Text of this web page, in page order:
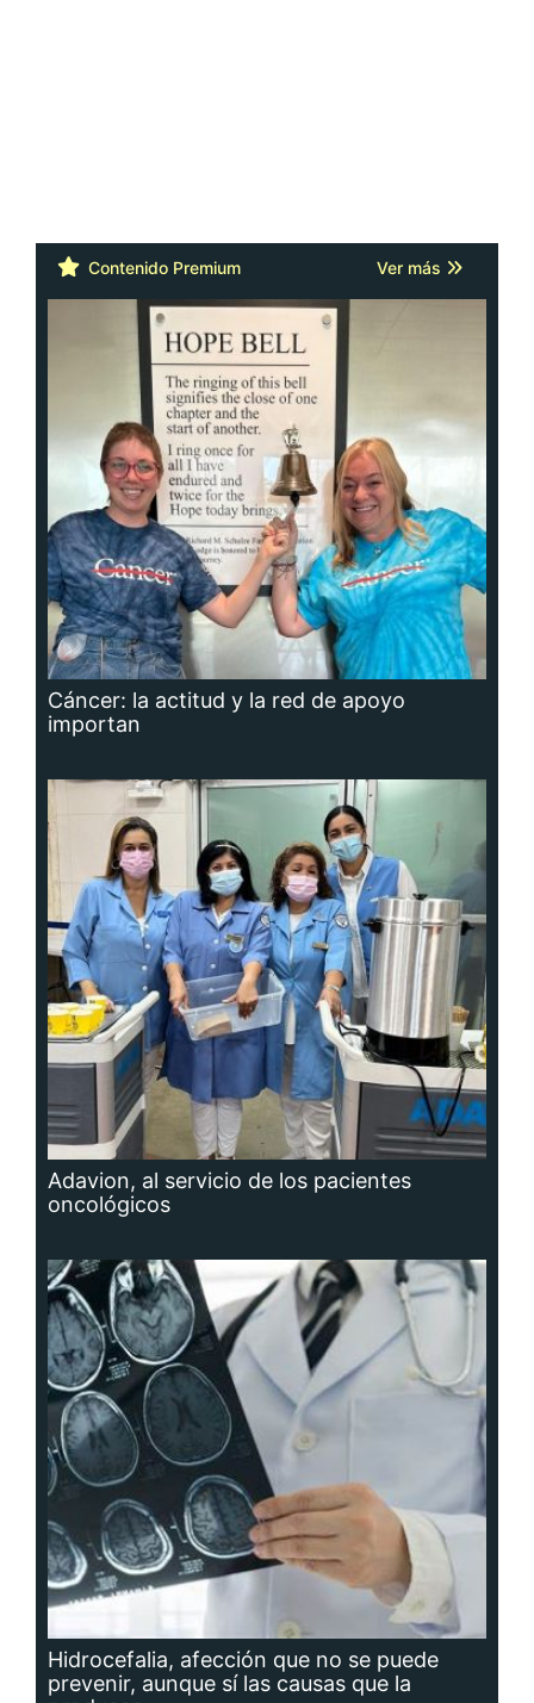
Contenido Premium Ver más
Cáncer: la actitud y la red de apoyo
importan
Adavion, al servicio de los pacientes
oncológicos
Hidrocefalia, afección que no se puede
prevenir, aunque sí las causas que la
producen